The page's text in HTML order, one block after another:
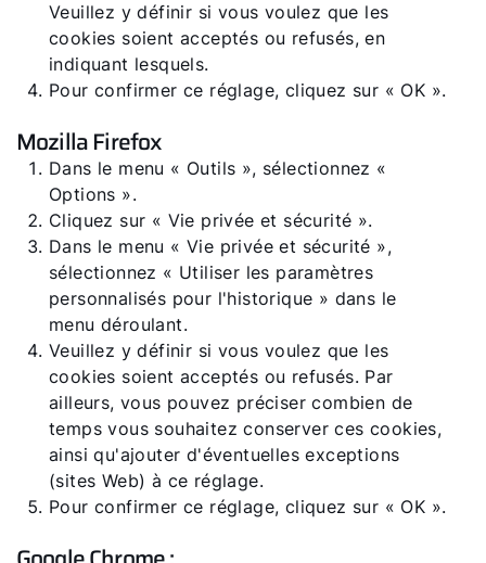
Veuillez y définir si vous voulez que les
cookies soient acceptés ou refusés, en
indiquant lesquels.
Pour confirmer ce réglage, cliquez sur « OK ».
Mozilla Firefox
Dans le menu « Outils », sélectionnez «
Options ».
Cliquez sur « Vie privée et sécurité ».
Dans le menu « Vie privée et sécurité »,
sélectionnez « Utiliser les paramètres
personnalisés pour l'historique » dans le
menu déroulant.
Veuillez y définir si vous voulez que les
cookies soient acceptés ou refusés. Par
ailleurs, vous pouvez préciser combien de
temps vous souhaitez conserver ces cookies,
ainsi qu'ajouter d'éventuelles exceptions
(sites Web) à ce réglage.
Pour confirmer ce réglage, cliquez sur « OK ».